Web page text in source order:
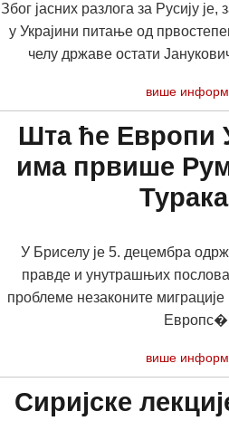
Због јасних разлога за Русију је,
у Украјини питање од
челу државе остати
више
Шта ће Европи
има првише
У Бриселу је 5. децембра
правде и унутрашњих
проблеме незаконите
више
Сиријске